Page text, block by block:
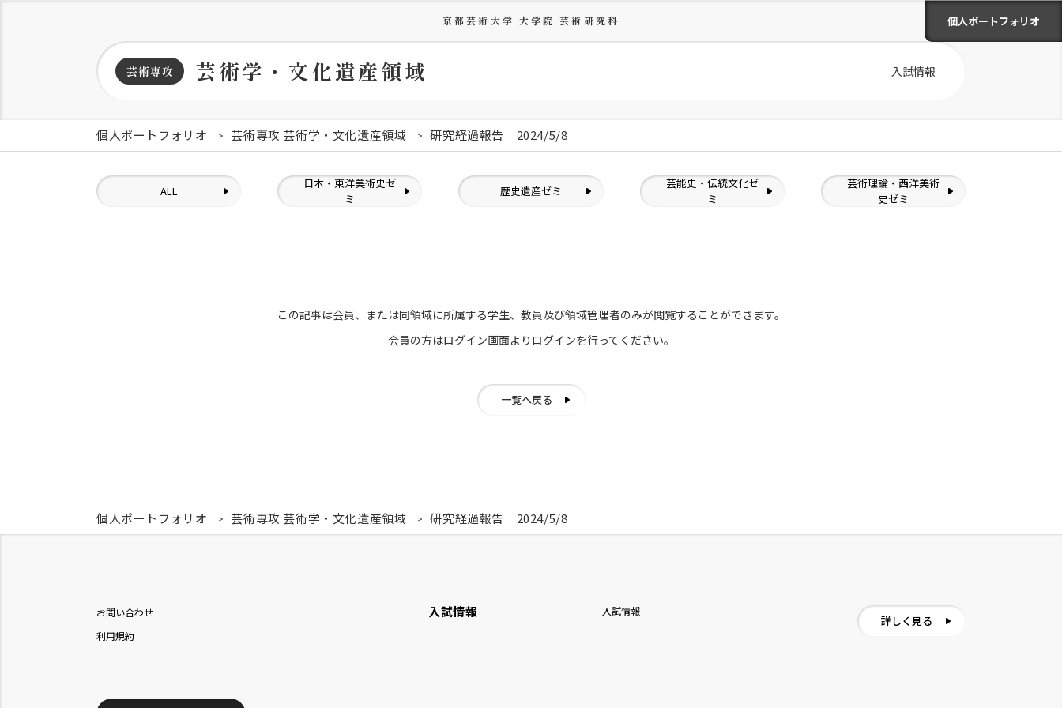
京都芸術大学 大学院 芸術研究科 個人ポートフォリオ
芸術専攻 芸術学・文化遺産領域 入試情報
個人ポートフォリオ 芸術専攻 芸術学・文化遺産領域 研究経過報告 2024/5/8
ALL
日本・東洋美術史ゼ
ミ
歴史遺産ゼミ
芸能史・伝統文化ゼ
ミ
芸術理論・西洋美術
史ゼミ
この記事は会員、または同領域に所属する学生、教員及び領域管理者のみが閲覧することができます。
会員の方はログイン画面より ログインを行ってください。
一覧へ戻る
個人ポートフォリオ 芸術専攻 芸術学・文化遺産領域 研究経過報告 2024/5/8
お問い合わせ
利用規約
入試情報 入試情報
詳しく見る